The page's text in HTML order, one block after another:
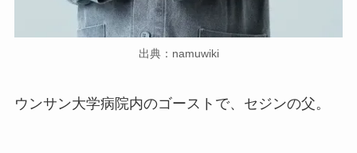
出典：namuwiki
ウンサン大学病院内のゴーストで、セジンの父。